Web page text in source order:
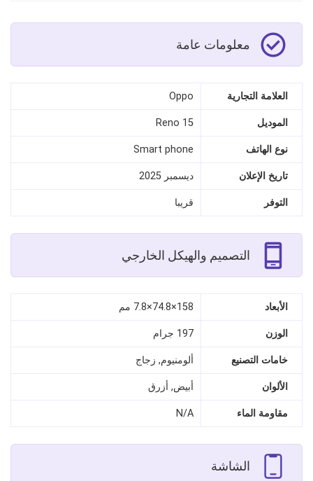
معلومات عامة
العلامة التجارية Oppo
الموديل Reno 15
نوع الهاتف Smart phone
تاريخ الإعلان ديسمبر 2025
التوفر قريبا
التصميم والهيكل الخارجي
الأبعاد 158×74.8×7.8 مم
الوزن 197 جرام
خامات التصنيع ألومنيوم, زجاج
الألوان أبيض, أزرق
مقاومة الماء N/A
الشاشة